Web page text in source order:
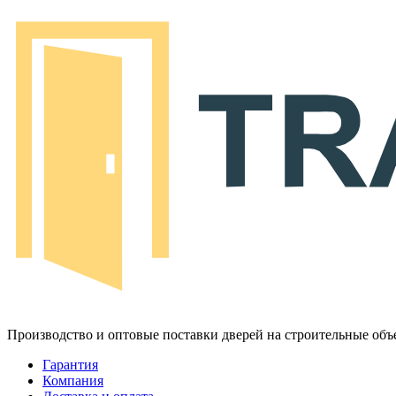
Производство и оптовые поставки дверей на строительные
Гарантия
Компания